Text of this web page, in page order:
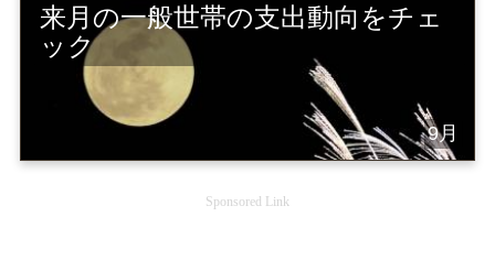
来月の一般世帯の支出動向をチェ
ック
9月
Sponsored Link